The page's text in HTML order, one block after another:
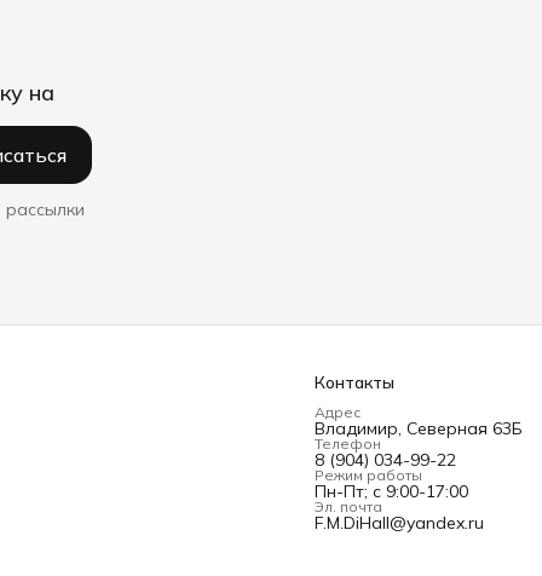
на
Контакты
Адрес
Владимир, Северная 63Б
Телефон
8 (904) 034-99-22
Режим работы
Пн-Пт; с 9:00-17:00
Эл. почта
F.M.DiHall@yandex.ru